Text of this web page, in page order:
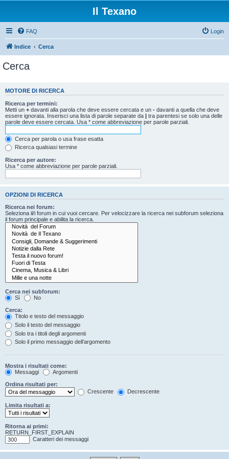
Il Texano
FAQ Login
Indice Cerca
Cerca
MOTORE DI RICERCA
Ricerca per termini:
Metti un + davanti alla parola che deve essere cercata e un - davanti a quella che deve
essere ignorata. Inserisci una lista di parole separate da | tra parentesi se solo una delle
parole deve essere cercata. Usa * come abbreviazione per parole parziali.
Cerca per parola o usa frase esatta
Ricerca qualsiasi termine
Ricerca per autore:
Usa * come abbreviazione per parole parziali.
OPZIONI DI RICERCA
Ricerca nei forum:
Seleziona il/i forum in cui vuoi cercare. Per velocizzare la ricerca nei subforum seleziona
il forum principale e abilita la ricerca.
Cerca nei subforum:
Sì
No
Cerca:
Titolo e testo del messaggio
Solo il testo del messaggio
Solo tra i titoli degli argomenti
Solo il primo messaggio dell’argomento
Mostra i risultati come:
Messaggi
Argomenti
Ordina risultati per:
Crescente
Decrescente
Limita risultati a:
Ritorna ai primi:
RETURN_FIRST_EXPLAIN
Caratteri dei messaggi